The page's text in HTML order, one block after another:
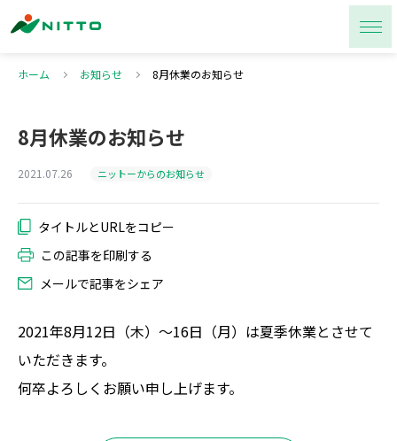
ホーム お知らせ 8月休業のお知らせ
8月休業のお知らせ
2021.07.26 ニットーからのお知らせ
この記事を印刷する
メールで記事をシェア
2021年8月12日（木）～16日（月）は夏季休業とさせて
いただきます。
何卒よろしくお願い申し上げます。